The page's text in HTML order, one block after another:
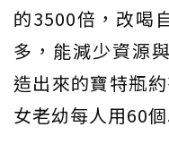
的3500倍，改喝
多，能減少資源
造出來的寶特瓶
女老幼每人用60個